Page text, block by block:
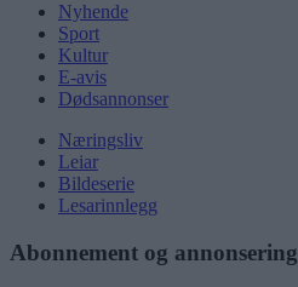
Nyhende
Sport
Kultur
E-avis
Dødsannonser
Næringsliv
Leiar
Bildeserie
Lesarinnlegg
Abonnement og annonsering